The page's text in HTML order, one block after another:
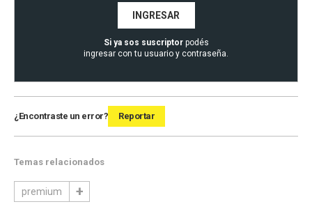
INGRESAR
Si ya sos suscriptorpodés
ingresar con tu usuario y contraseña.
¿Encontraste un error? Reportar
Temas relacionados
premium